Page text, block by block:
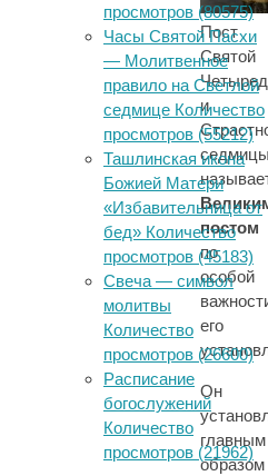
Пост
Святой
и
седмицы
постом
по
особой
его
Он
главным
образом
просмотров (80575)
Часы Святой Пасхи
— Молитвенное
правило на Светлой
седмице Количество
просмотров (55212)
Ташлинская икона
Божией Матери
«Избавительница от
бед» Количество
просмотров (45183)
Свеча — символ
молитвы
Количество
просмотров (26600)
Расписание
богослужений
Количество
просмотров (21962)